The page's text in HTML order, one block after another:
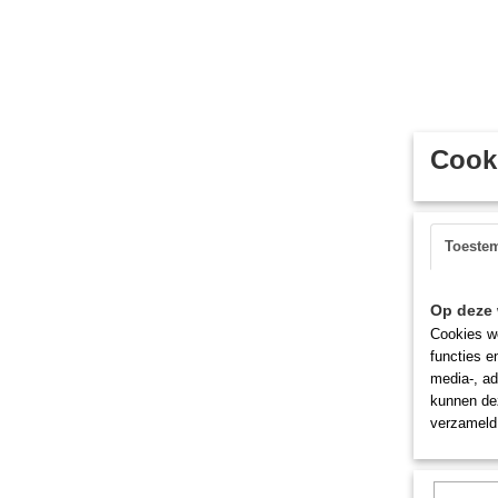
Op
Cookies
functies
media-,
kunnen